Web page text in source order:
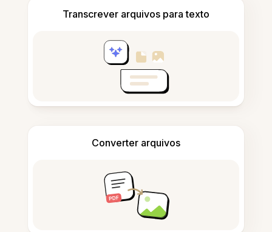
Transcrever arquivos para texto
Converter arquivos